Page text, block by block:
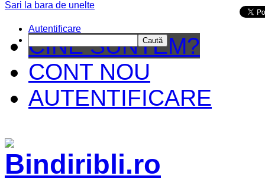
CINE SUNTEM?
CONT NOU
AUTENTIFICARE
Sari la bara de unelte
Autentificare
Caută